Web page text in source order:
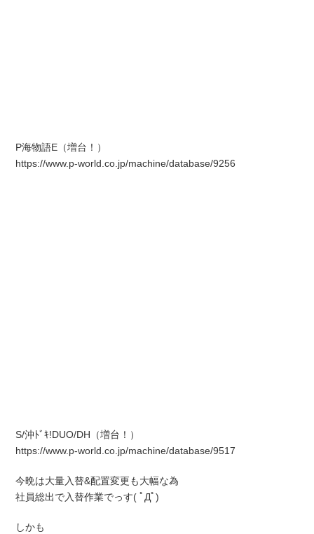
P海物語E（増台！）
https://www.p-world.co.jp/machine/database/9256
S/沖ﾄﾞｷ!DUO/DH（増台！）
https://www.p-world.co.jp/machine/database/9517
今晩は大量入替&配置変更も大幅な為
社員総出で入替作業でっす( ﾟДﾟ)
しかも